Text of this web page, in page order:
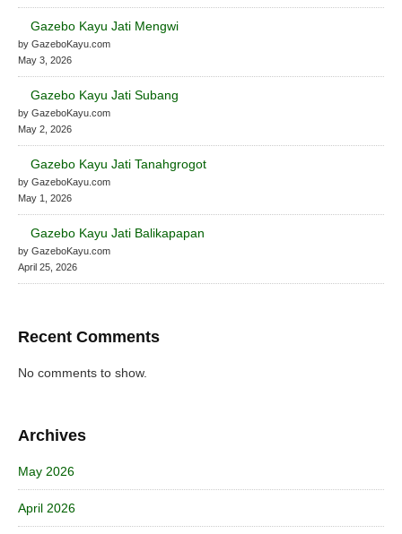
Gazebo Kayu Jati Mengwi
by GazeboKayu.com
May 3, 2026
Gazebo Kayu Jati Subang
by GazeboKayu.com
May 2, 2026
Gazebo Kayu Jati Tanahgrogot
by GazeboKayu.com
May 1, 2026
Gazebo Kayu Jati Balikapapan
by GazeboKayu.com
April 25, 2026
Recent Comments
No comments to show.
Archives
May 2026
April 2026